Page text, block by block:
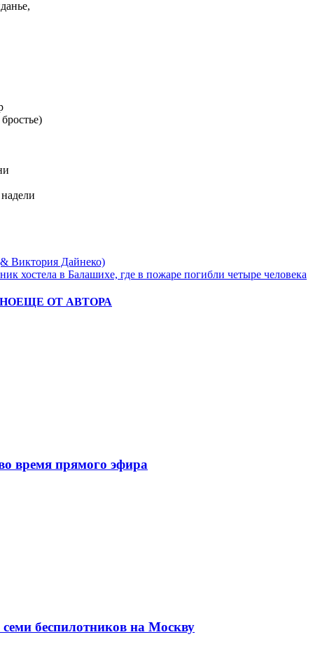
Виктория Дайнеко)
хостела в Балашихе, где в пожаре погибли четыре человека
ЕЩЕ ОТ АВТОРА
время прямого эфира
беспилотников на Москву